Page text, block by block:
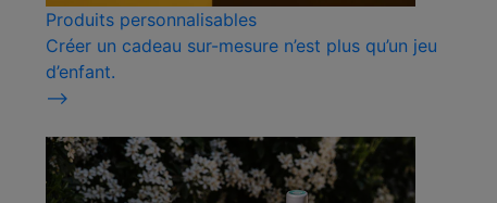
Produits personnalisables
Créer un cadeau sur-mesure n’est plus qu’un jeu
d’enfant.
⟶